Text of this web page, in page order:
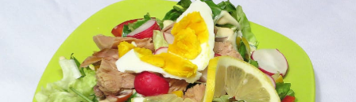
Témata
Recepty
Články